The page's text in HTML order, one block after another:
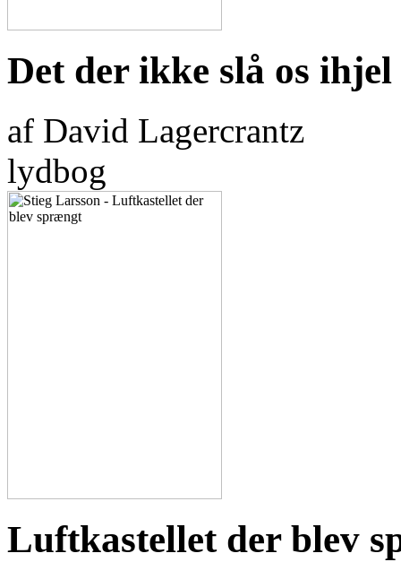
Det der ikke slå os ihjel
af David Lagercrantz
lydbog
Luftkastellet der blev